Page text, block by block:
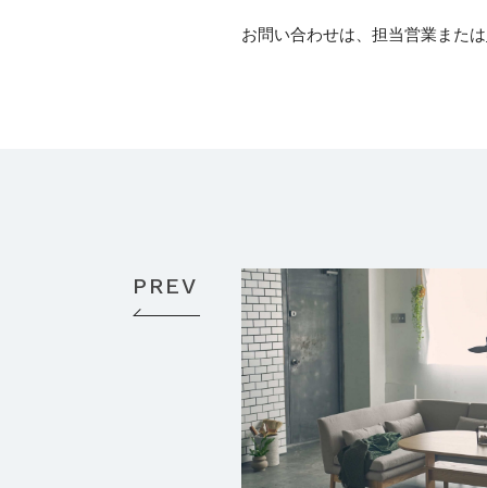
お問い合わせは、担当営業または
PREV